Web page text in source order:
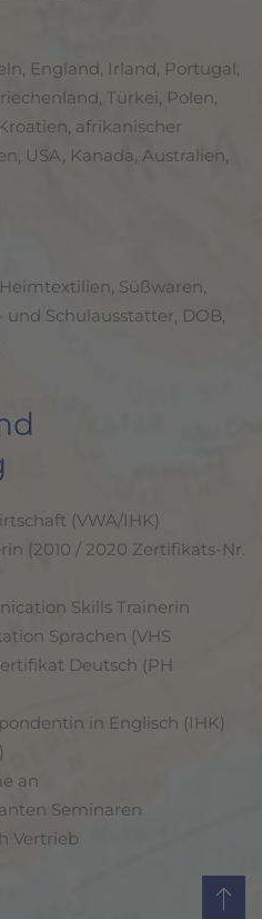
England, Irland, Portugal,
Türkei, Polen,
afrikanischer
USA, Kanada, Australien,
Süßwaren,
und Schulausstatter, DOB,
(VWA/IHK)
(2010 / 2020 Zertifikats-Nr.
Skills Trainerin
Sprachen (VHS
Deutsch (PH
in Englisch (IHK)
an
Seminaren
Vertrieb